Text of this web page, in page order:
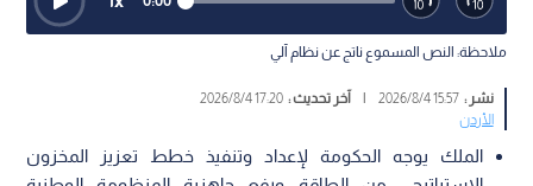
ملاحظة: النص المسموع ناتج عن نظام آلي
نشر :15:57 2026/8/4
| آخر تحديث :17:20 2026/8/4
الأردن
الملك يوجه الحكومة لإعداد وتنفيذ خطط تعزيز المخزون